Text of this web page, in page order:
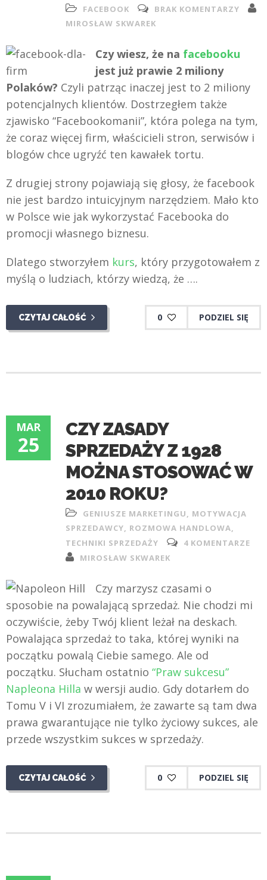
FACEBOOK
BRAK KOMENTARZY
MIROSŁAW SKWAREK
Czy wiesz, że na facebooku
jest już prawie 2 miliony
Polaków? Czyli patrząc inaczej jest to 2 miliony
potencjalnych klientów. Dostrzegłem także
zjawisko “Facebookomanii”, która polega na tym,
że coraz więcej firm, właścicieli stron, serwisów i
blogów chce ugryźć ten kawałek tortu.
Z drugiej strony pojawiają się głosy, że facebook
nie jest bardzo intuicyjnym narzędziem. Mało kto
w Polsce wie jak wykorzystać Facebooka do
promocji własnego biznesu.
Dlatego stworzyłem kurs, który przygotowałem z
myślą o ludziach, którzy wiedzą, że ….
CZYTAJ CAŁOŚĆ 0 PODZIEL SIĘ
MAR
25
CZY ZASADY
SPRZEDAŻY Z 1928
MOŻNA STOSOWAĆ W
2010 ROKU?
GENIUSZE MARKETINGU, MOTYWACJA
SPRZEDAWCY, ROZMOWA HANDLOWA,
TECHNIKI SPRZEDAŻY
4 KOMENTARZE
MIROSŁAW SKWAREK
Czy marzysz czasami o
sposobie na powalającą sprzedaż. Nie chodzi mi
oczywiście, żeby Twój klient leżał na deskach.
Powalająca sprzedaż to taka, której wyniki na
początku powalą Ciebie samego. Ale od
początku. Słucham ostatnio “Praw sukcesu”
Napleona Hilla w wersji audio. Gdy dotarłem do
Tomu V i VI zrozumiałem, że zawarte są tam dwa
prawa gwarantujące nie tylko życiowy sukces, ale
przede wszystkim sukces w sprzedaży.
CZYTAJ CAŁOŚĆ 0 PODZIEL SIĘ